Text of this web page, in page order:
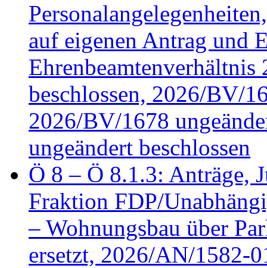
auf eigenen Antrag und
beschlossen, 2026/BV/
2026/BV/1678
ungeändert beschlossen
Ö 8 – Ö 8.1.3: Anträge,
Fraktion FDP/
– Wohnungsbau über
ersetzt, 2026/AN/1582-